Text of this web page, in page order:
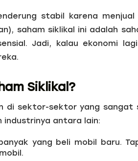
stabil karena menjual
saham siklikal ini adalah
Jadi, kalau ekonomi
Siklikal?
di sektor-sektor yang sangat
industrinya antara lain:
yang beli mobil baru.